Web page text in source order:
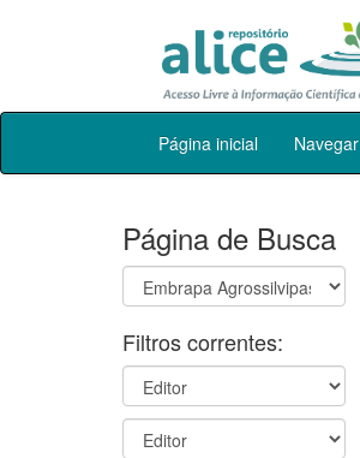
Skip
Página inicial Navegar
Página de Busca
Filtros correntes: